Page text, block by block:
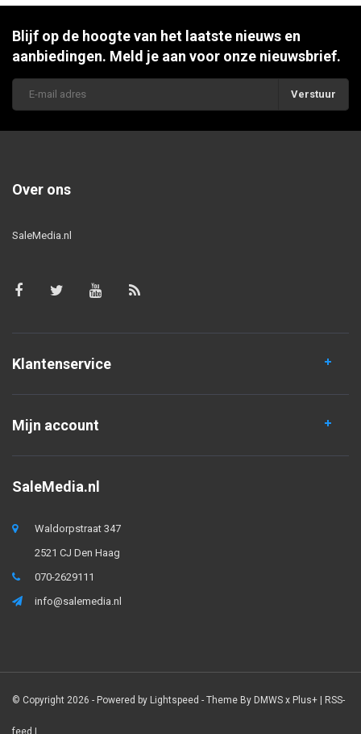
Blijf op de hoogte van het laatste nieuws en
aanbiedingen. Meld je aan voor onze nieuwsbrief.
Verstuur
Over ons
SaleMedia.nl
Klantenservice
Mijn account
SaleMedia.nl
Waldorpstraat 347
2521 CJ Den Haag
070-2629111
info@salemedia.nl
© Copyright 2026 - Powered by Lightspeed - Theme By DMWS x Plus+ | RSS-
feed |